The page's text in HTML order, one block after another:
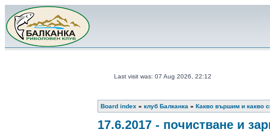
Last visit was: 07 Aug 2026, 22:12
Board index » клуб Балканка » Какво вършим и какво
17.6.2017 - почистване и